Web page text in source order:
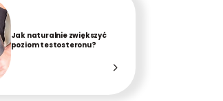
Jak naturalnie zwiększyć
poziom testosteronu?